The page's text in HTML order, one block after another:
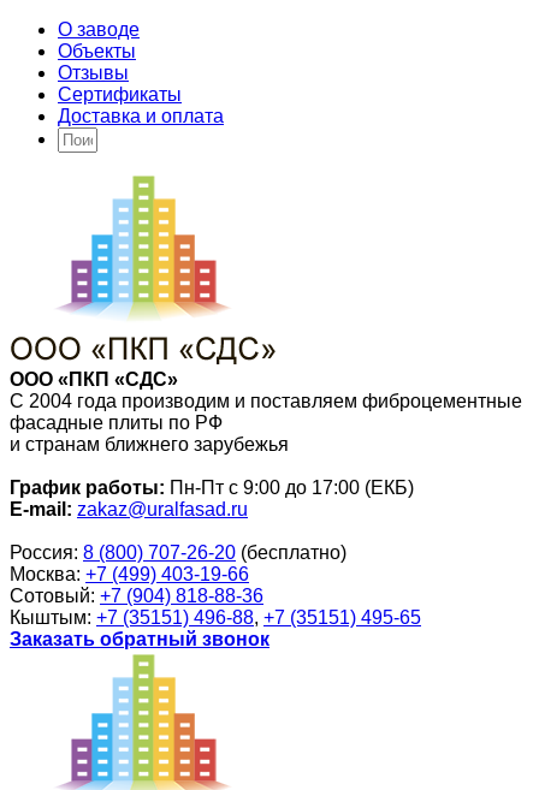
О заводе
Объекты
Отзывы
Сертификаты
Доставка и оплата
ООО «ПКП «СДС»
С 2004 года производим и поставляем фиброцементные
фасадные плиты по РФ
и странам ближнего зарубежья
График работы: Пн-Пт с 9:00 до 17:00 (ЕКБ)
E-mail: zakaz@uralfasad.ru
Россия: 8 (800) 707-26-20 (бесплатно)
Москва: +7 (499) 403-19-66
Сотовый: +7 (904) 818-88-36
Кыштым: +7 (35151) 496-88, +7 (35151) 495-65
Заказать обратный звонок